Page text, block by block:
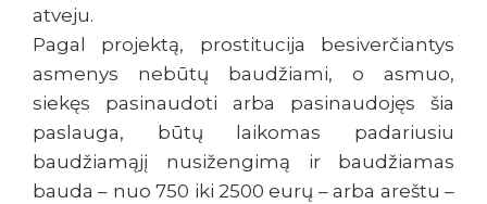
atveju.
Pagal projektą, prostitucija besiverčiantys
asmenys nebūtų baudžiami, o asmuo,
siekęs pasinaudoti arba pasinaudojęs šia
paslauga, būtų laikomas padariusiu
baudžiamąjį nusižengimą ir baudžiamas
bauda – nuo 750 iki 2500 eurų – arba areštu –